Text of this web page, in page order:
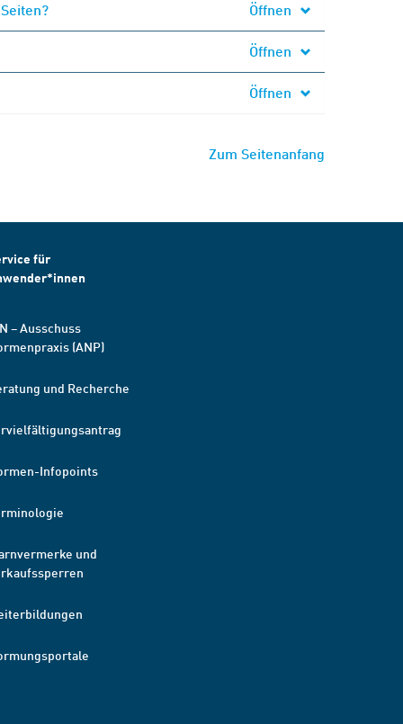
Öffnen
Öffnen
Öffnen
Zum Seitenanfang
für
– Ausschuss
(ANP)
und Recherche
Infopoints
und